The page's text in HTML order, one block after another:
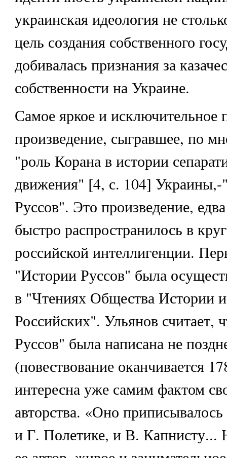
украинская идеология не
цель создания собственного
добивалась признания за
собственности на Украине.
Самое яркое и исключительное
произведение, сыгравшее, по
"роль Корана в истории
движения" [4, с. 104] Украины,-
Руссов". Это произведение,
быстро распространилось в
российской интеллигенции.
"Истории Руссов" была
в "Чтениях Общества Истории
Российских". Ульянов считает,
Руссов" была написана не
(повествование оканчивается
интересна уже самим фактом
авторства. «Оно
и Г. Полетике, и В. Капнисту...